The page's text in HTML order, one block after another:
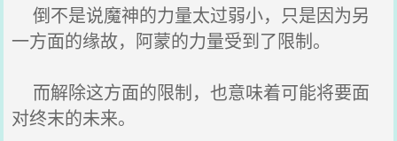
倒不是说魔神的力量太过弱小，只是因为另
一方面的缘故，阿蒙的力量受到了限制。
而解除这方面的限制，也意味着可能将要面
对终末的未来。